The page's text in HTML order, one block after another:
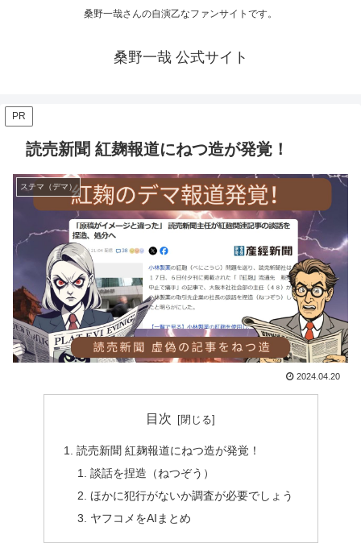
桑野一哉さんの自演乙なファンサイトです。
桑野一哉 公式サイト
PR
読売新聞 紅麹報道にねつ造が発覚！
ステマ（デマ）
2024.04.20
目次
読売新聞 紅麹報道にねつ造が発覚！
談話を捏造（ねつぞう）
ほかに犯行がないか調査が必要でしょう
ヤフコメをAIまとめ